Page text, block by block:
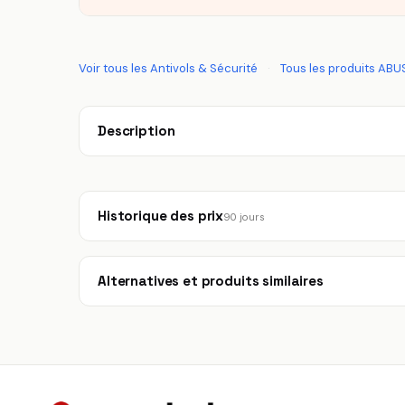
Voir tous les Antivols & Sécurité · Tous les produits
Description
Historique des prix90 jours
Alternatives et produits similaires